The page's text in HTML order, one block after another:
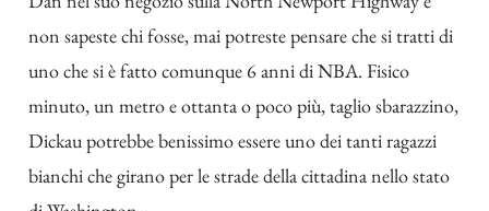
non sapeste chi fosse, mai potreste pensare che si tratti di
uno che si è fatto comunque 6 anni di NBA. Fisico
minuto, un metro e ottanta o poco più, taglio sbarazzino,
Dickau potrebbe benissimo essere uno dei tanti ragazzi
bianchi che girano per le strade della cittadina nello stato